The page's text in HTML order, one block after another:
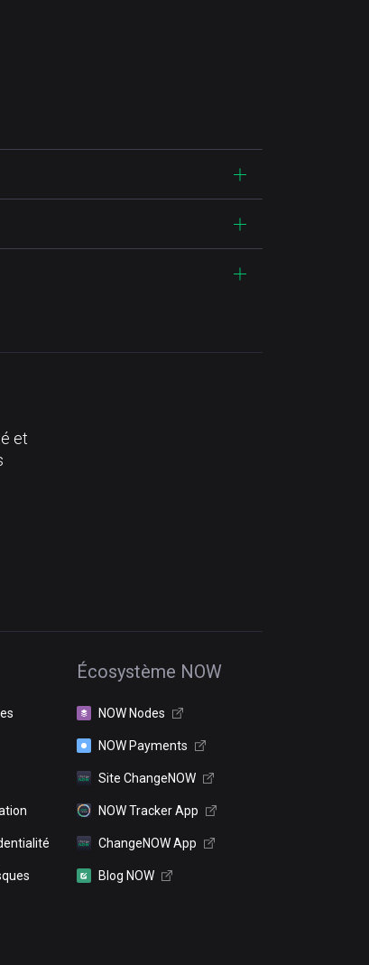
et
Écosystème NOW
NOW Nodes
NOW Payments
Site ChangeNOW
NOW Tracker App
ChangeNOW App
Blog NOW